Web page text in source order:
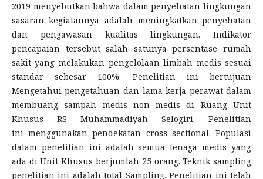
2019 menyebutkan bahwa dalam penyehatan lingkungan
sasaran kegiatannya adalah meningkatkan penyehatan
dan pengawasan kualitas lingkungan. Indikator
pencapaian tersebut salah satunya persentase rumah
sakit yang melakukan pengelolaan limbah medis sesuai
standar sebesar 100%. Penelitian ini bertujuan
Mengetahui pengetahuan dan lama kerja perawat dalam
membuang sampah medis non medis di Ruang Unit
Khusus RS Muhammadiyah Selogiri. Penelitian
ini menggunakan pendekatan cross sectional. Populasi
dalam penelitian ini adalah semua tenaga medis yang
ada di Unit Khusus berjumlah 25 orang. Teknik sampling
penelitian ini adalah total Sampling. Penelitian ini telah